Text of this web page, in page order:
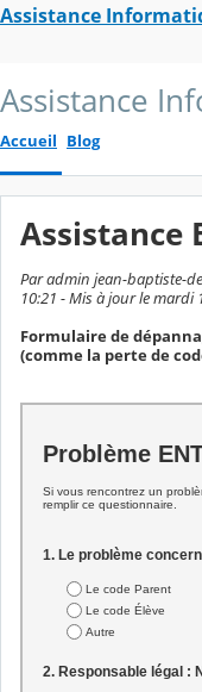
Assistance
Assistance
Accueil Blog
Assistance
Par admin jean-baptiste-
10:21 - Mis à jour le mardi
Formulaire de
(comme la perte de